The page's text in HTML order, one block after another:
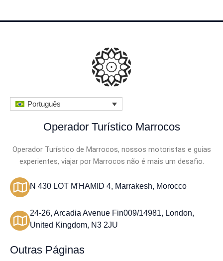
Português
Operador Turístico Marrocos
Operador Turístico de Marrocos, nossos motoristas e guias
experientes, viajar por Marrocos não é mais um desafio.
N 430 LOT M'HAMID 4, Marrakesh, Morocco
24-26, Arcadia Avenue Fin009/14981, London,
United Kingdom, N3 2JU
Outras Páginas